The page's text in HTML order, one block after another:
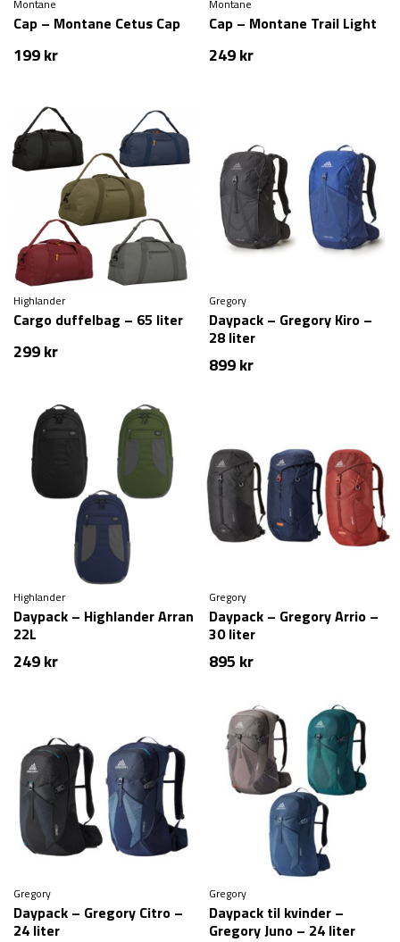
Montane
Cap – Montane Cetus Cap
199kr
Montane
Cap – Montane Trail Light
249kr
Highlander
Cargo duffelbag – 65 liter
299kr
Gregory
Daypack – Gregory Kiro –
28 liter
899kr
Highlander
Daypack – Highlander Arran
22L
249kr
Gregory
Daypack – Gregory Arrio –
30 liter
895 kr
Gregory
Daypack – Gregory Citro –
24 liter
Gregory
Daypack til kvinder –
Gregory Juno – 24 liter